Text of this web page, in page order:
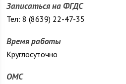
Записаться на ФГДС
Тел: 8 (8639) 22-47-35
Время работы
Круглосуточно
ОМС